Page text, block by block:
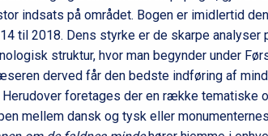
indsats på området. Bogen er imidlertid
til 2018. Dens styrke er de skarpe analyser
struktur, hvor man begynder under
derved får den bedste indføring af
foretages der en række tematiske
mellem dansk og tysk eller